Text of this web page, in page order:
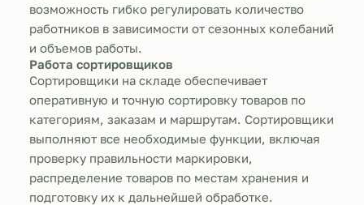
возможность гибко регулировать количество
работников в зависимости от сезонных колебаний
и объемов работы.
Работа сортировщиков
Сортировщики на складе обеспечивает
оперативную и точную сортировку товаров по
категориям, заказам и маршрутам. Сортировщики
выполняют все необходимые функции, включая
проверку правильности маркировки,
распределение товаров по местам хранения и
подготовку их к дальнейшей обработке.